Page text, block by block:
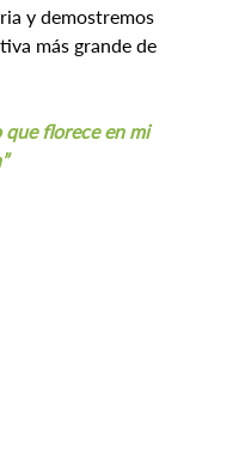
y demostremos
más grande de
que florece en mi